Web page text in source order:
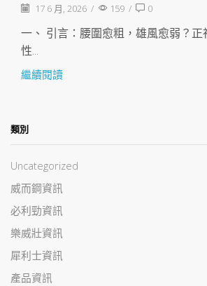
17 6 月, 2026 / 159 / 0
一、 引言：腰圍愈粗，雄風愈弱？正
性...
繼續閱讀
類別
Uncategorized
威而鋼資訊
必利勁資訊
樂威壯資訊
犀利士資訊
產品資訊